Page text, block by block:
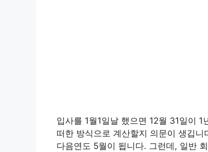
입사를 1월1일날 했으면 12월 31일이
떠한 방식으로 계산할지 의문이 생깁
다음연도 5월이 됩니다. 그런데, 일반